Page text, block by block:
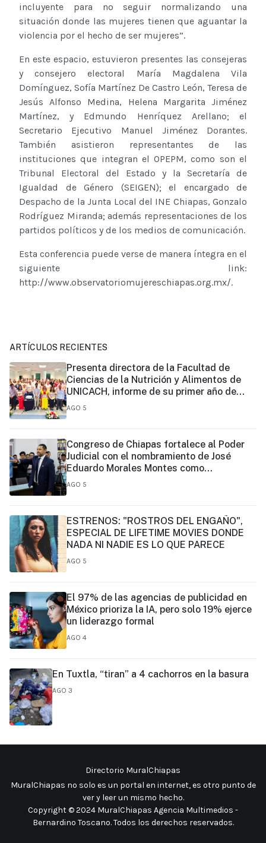
incluyente para no seguir normalizando una
situación donde las mujeres tienen que aguantar la
violencia por el hecho de ser mujeres”.
En este espacio, estuvieron presentes las consejeras
y consejero electoral María Magdalena Vila
Domínguez, Sofía Martínez De Castro León, Teresa de
Jesús Alfonso Medina, Helena Margarita Jiménez
Martínez, y Edmundo Henríquez Arellano; el
Secretario Ejecutivo Manuel Jiménez Dorantes.
También asistieron representantes de las
instituciones que integran el OPEPM, como son el
Tribunal Electoral del Estado y la Secretaría de
Igualdad de Género (SEIGEN); el encargado de
Despacho de la Junta Local del INE Chiapas, Gonzalo
Rodríguez Miranda; además representaciones de los
partidos políticos y de los medios de comunicación.
Esta conferencia puede verse de manera íntegra en el
siguiente link:
http://www.observatoriomujereschiapas.org.mx/.
ARTÍCULOS RECIENTES
Presenta directora de la Facultad de
Ciencias de la Nutrición y Alimentos de
UNICACH, informe de su primer año de
gestión
AGO 5
Congreso de Chiapas fortalece al Poder
Judicial con el nombramiento de José
Eduardo Morales Montes como
magistrado
AGO 5
ESTRENOS: "ROSTROS DEL ENGAÑO",
ESPECIAL DE LIFETIME MOVIES DONDE
NADA NI NADIE ES LO QUE PARECE
AGO 5
El 97% de las agencias de publicidad en
México prioriza la IA, pero solo 19% ejerce
un liderazgo formal
AGO 4
En Tuxtla, “tiran” a 4 cachorros en la basura
AGO 3
Directorio MuralChiapas
MuralChiapas no solo es un portal en internet, es otro punto de
ver y leer un mismo hecho.
Copyright © 2024 MuralChiapas Agencia Multimedios -
Bernardino Toscano. Todos los derechos reservados.